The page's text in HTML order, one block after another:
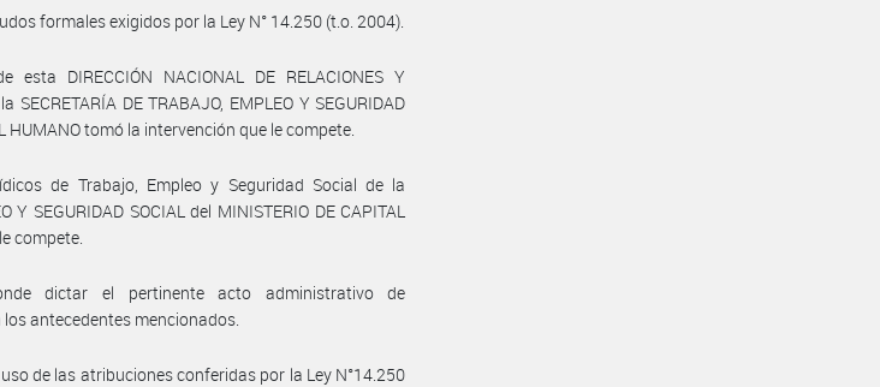
formales exigidos por la Ley N° 14.250 (t.o. 2004).
DIRECCIÓN NACIONAL DE RELACIONES Y
SECRETARÍA DE TRABAJO, EMPLEO Y SEGURIDAD
HUMANO tomó la intervención que le compete.
de Trabajo, Empleo y Seguridad Social de la
Y SEGURIDAD SOCIAL del MINISTERIO DE CAPITAL
compete.
dictar el pertinente acto administrativo de
antecedentes mencionados.
de las atribuciones conferidas por la Ley N°14.250